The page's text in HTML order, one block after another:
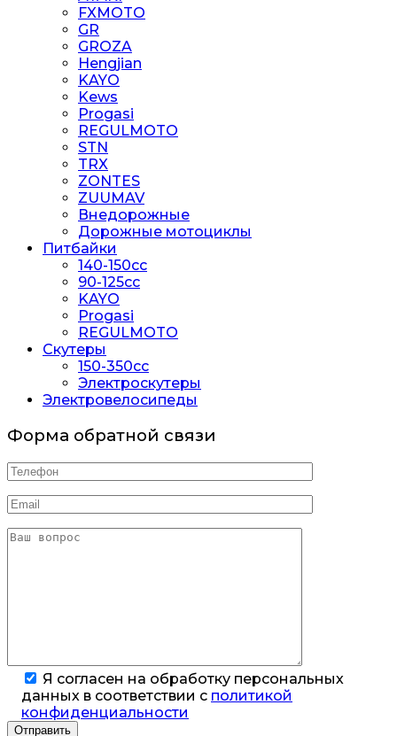
FXMOTO
GR
GROZA
Hengjian
KAYO
Kews
Progasi
REGULMOTO
STN
TRX
ZONTES
ZUUMAV
Внедорожные
Дорожные мотоциклы
Питбайки
140-150сс
90-125cc
KAYO
Progasi
REGULMOTO
Скутеры
150-350cc
Электроскутеры
Электровелосипеды
Форма обратной связи
Я согласен на обработку персональных
данных в соответствии с политикой
конфиденциальности